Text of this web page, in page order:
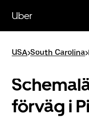
huvudinnehållet
Uber
USA>South Carolina>
förväg i